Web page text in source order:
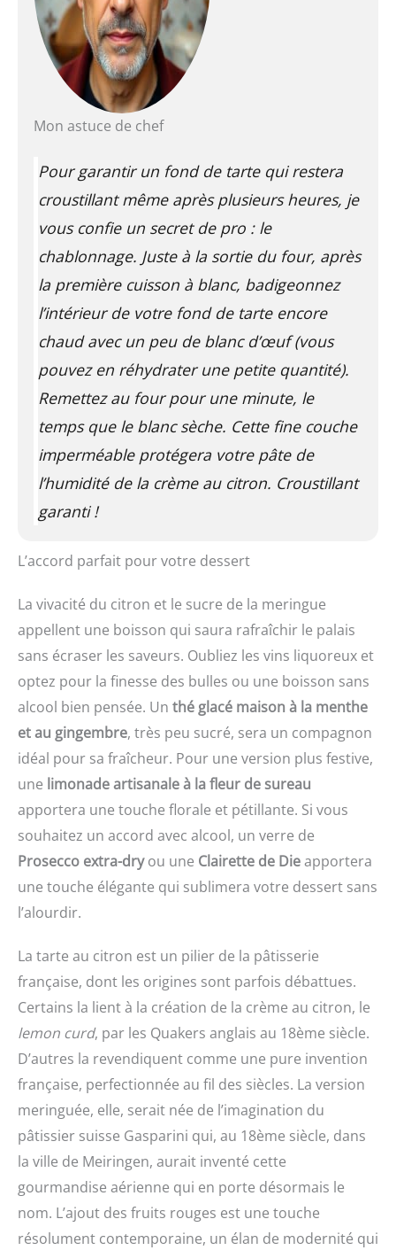
Mon astuce de chef
Pour garantir un fond de tarte qui restera
croustillant même après plusieurs heures, je
vous confie un secret de pro : le
chablonnage. Juste à la sortie du four, après
la première cuisson à blanc, badigeonnez
l’intérieur de votre fond de tarte encore
chaud avec un peu de blanc d’œuf (vous
pouvez en réhydrater une petite quantité).
Remettez au four pour une minute, le
temps que le blanc sèche. Cette fine couche
imperméable protégera votre pâte de
l’humidité de la crème au citron. Croustillant
garanti !
L’accord parfait pour votre dessert
La vivacité du citron et le sucre de la meringue
appellent une boisson qui saura rafraîchir le palais
sans écraser les saveurs. Oubliez les vins liquoreux et
optez pour la finesse des bulles ou une boisson sans
alcool bien pensée. Un thé glacé maison à la menthe
et au gingembre, très peu sucré, sera un compagnon
idéal pour sa fraîcheur. Pour une version plus festive,
une limonade artisanale à la fleur de sureau
apportera une touche florale et pétillante. Si vous
souhaitez un accord avec alcool, un verre de
Prosecco extra-dryou une Clairette de Dieapportera
une touche élégante qui sublimera votre dessert sans
l’alourdir.
La tarte au citron est un pilier de la pâtisserie
française, dont les origines sont parfois débattues.
Certains la lient à la création de la crème au citron, le
lemon curd, par les Quakers anglais au 18ème siècle.
D’autres la revendiquent comme une pure invention
française, perfectionnée au fil des siècles. La version
meringuée, elle, serait née de l’imagination du
pâtissier suisse Gasparini qui, au 18ème siècle, dans
la ville de Meiringen, aurait inventé cette
gourmandise aérienne qui en porte désormais le
nom. L’ajout des fruits rouges est une touche
résolument contemporaine, un élan de modernité qui